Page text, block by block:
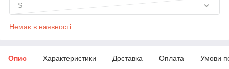
S
Немає в наявності
Опис Характеристики Доставка Оплата Умови